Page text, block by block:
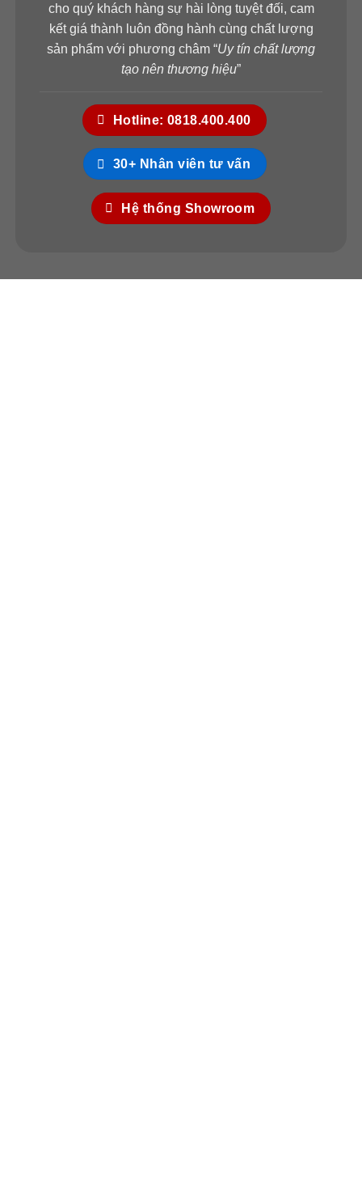
cho quý khách hàng sự hài lòng tuyệt đối, cam
kết giá thành luôn đồng hành cùng chất lượng
sản phẩm với phương châm “Uy tín chất lượng
tạo nên thương hiệu”
Hotline: 0818.400.400
30+ Nhân viên tư vấn
Hệ thống Showroom